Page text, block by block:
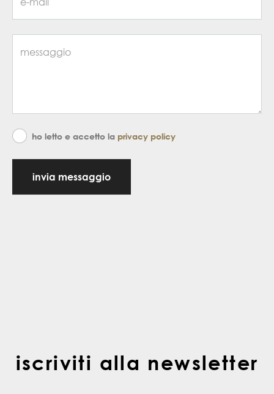
ho letto e accetto la privacy policy
invia messaggio
iscriviti alla newsletter